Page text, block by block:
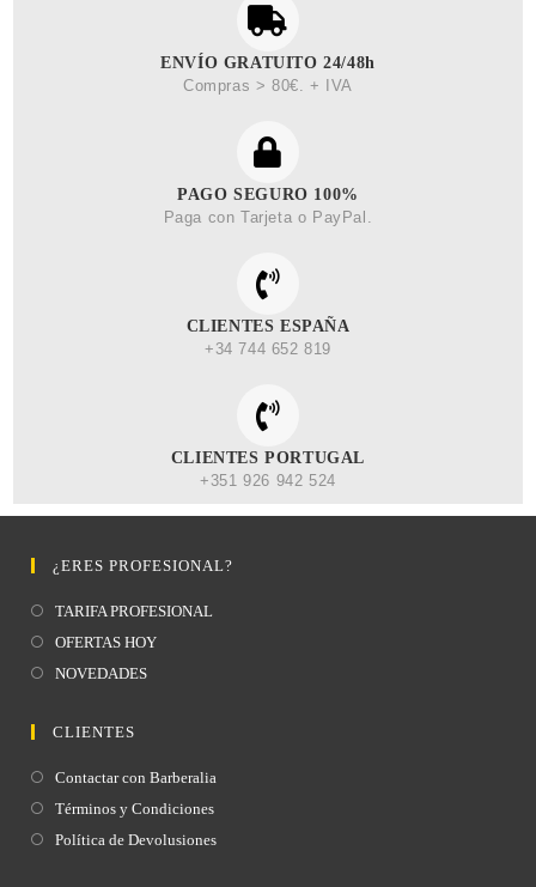
ENVÍO GRATUITO 24/48h
Compras > 80€. + IVA
PAGO SEGURO 100%
Paga con Tarjeta o PayPal.
CLIENTES ESPAÑA
+34 744 652 819
CLIENTES PORTUGAL
+351 926 942 524
CLIENTES
Contactar con Barberalia
Términos y Condiciones
Política de Devolusiones
¿ERES PROFESIONAL?
TARIFA PROFESIONAL
OFERTAS HOY
NOVEDADES